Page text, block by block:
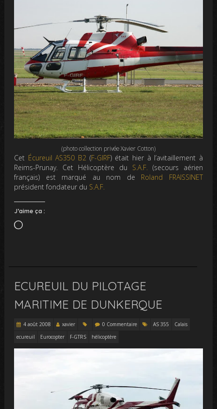
(photo collection privée Xavier Cotton)
Cet Écureuil AS350 B2 (F-GIRF) était hier à l’avitaillement à
Reims-Prunay. Cet Hélicoptère du S.A.F. (secours aérien
français) est marqué au nom de Roland FRAISSINET
président fondateur du S.A.F.
J’aime ça :
Chargement…
ECUREUIL DU PILOTAGE
MARITIME DE DUNKERQUE
4 août 2008 xavier 0 Commentaire AS 355
Calais
ecureuil
Eurocopter F-GTRS hélicoptère